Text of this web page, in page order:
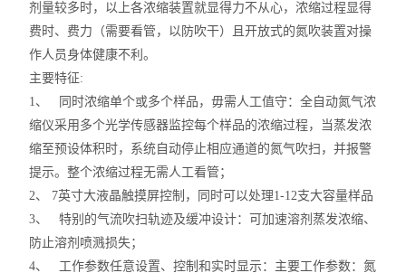
剂量较多时，以上各浓缩装置就显得力不从心，浓缩过程显得
费时、费力（需要看管，以防吹干）且开放式的氮吹装置对操
作人员身体健康不利。
主要特征:
1、 同时浓缩单个或多个样品，毋需人工值守：全自动氮气浓
缩仪采用多个光学传感器监控每个样品的浓缩过程，当蒸发浓
缩至预设体积时，系统自动停止相应通道的氮气吹扫，并报警
提示。整个浓缩过程无需人工看管；
2、 7英寸大液晶触摸屏控制，同时可以处理1-12支大容量样品
3、 特别的气流吹扫轨迹及缓冲设计：可加速溶剂蒸发浓缩、
防止溶剂喷溅损失；
4、 工作参数任意设置、控制和实时显示：主要工作参数：氮